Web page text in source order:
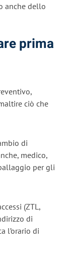
anche dello
prima
ciò che
di
medico,
per gli
(ZTL,
di
l’orario di